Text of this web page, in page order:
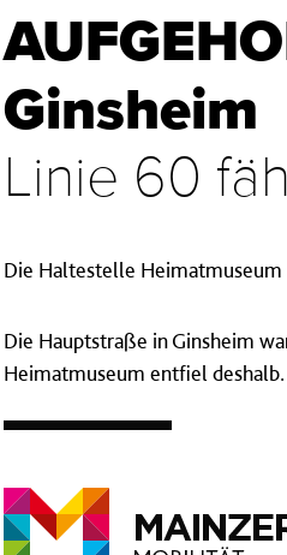
Ginsheim
Linie 60
Die Haltestelle
Die Hauptstraße in Ginsheim
Heimatmuseum entfiel